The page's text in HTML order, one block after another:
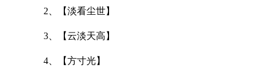
2、【淡看尘世】
3、【云淡天高】
4、【方寸光】